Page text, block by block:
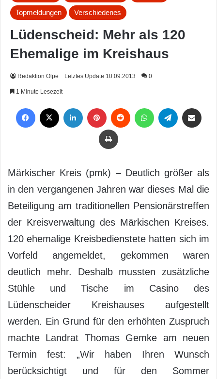
Topmeldungen Verschiedenes
Lüdenscheid: Mehr als 120
Ehemalige im Kreishaus
Redaktion Olpe Letztes Update 10.09.2013 0
1 Minute Lesezeit
Drucken
Märkischer Kreis (pmk) – Deutlich größer als
in den vergangenen Jahren war dieses Mal die
Beteiligung am traditionellen Pensionärstreffen
der Kreisverwaltung des Märkischen Kreises.
120 ehemalige Kreisbedienstete hatten sich im
Vorfeld angemeldet, gekommen waren
deutlich mehr. Deshalb mussten zusätzliche
Stühle und Tische im Casino des
Lüdenscheider Kreishauses aufgestellt
werden. Ein Grund für den erhöhten Zuspruch
machte Landrat Thomas Gemke am neuen
Termin fest: „Wir haben Ihren Wunsch
berücksichtigt und für den Sommer